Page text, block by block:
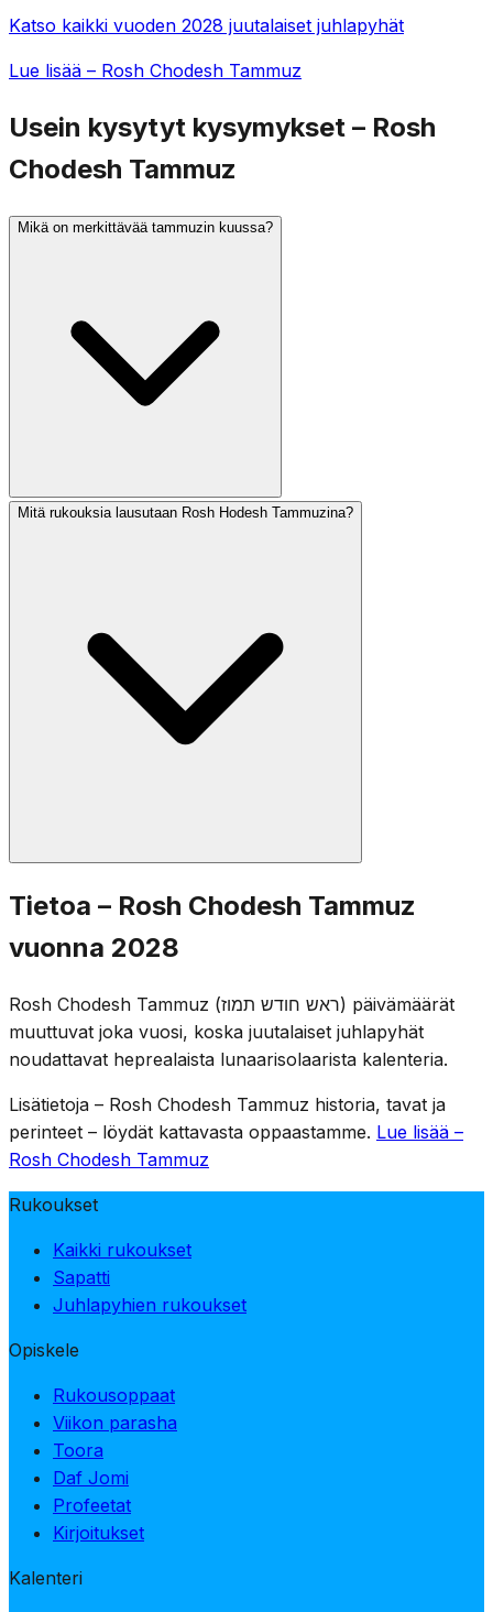
Katso kaikki vuoden 2028 juutalaiset juhlapyhät
Lue lisää – Rosh Chodesh Tammuz
Usein kysytyt kysymykset – Rosh
Chodesh Tammuz
Mikä on merkittävää tammuzin kuussa?
kultaisen vasikan synti ja Mooseksen ensimmäisten
laintaulujen rikkominen tapahtuivat tämän kuukauden
Mitä rukouksia lausutaan Rosh Hodesh Tammuzina?
Tavanomaiset Rosh Hodesh -rukoukset lausutaan:
puolikas Hallel, Ya'ale V'Yavo, Toora-luku ja Musaf.
Vaikka Rosh Hodesh itsessään on iloinen päivä, yhteisö
alkaa myöhemmin kuussa tammuzin 17. päivänä.
Tietoa – Rosh Chodesh Tammuz
vuonna 2028
Rosh Chodesh Tammuz (ראש חודש תמוז) päivämäärät
muuttuvat joka vuosi, koska juutalaiset juhlapyhät
noudattavat heprealaista lunaarisolaarista kalenteria.
Lisätietoja – Rosh Chodesh Tammuz historia, tavat ja
perinteet – löydät kattavasta oppaastamme. Lue lisää –
Rosh Chodesh Tammuz
Rukoukset
Kaikki rukoukset
Sapatti
Juhlapyhien rukoukset
Opiskele
Rukousoppaat
Viikon parasha
Toora
Daf Jomi
Profeetat
Kirjoitukset
Kalenteri